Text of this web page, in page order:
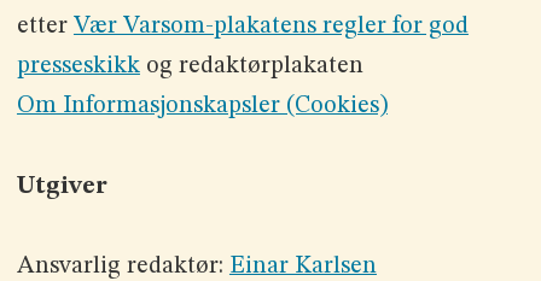
etter Vær Varsom-plakatens regler for god
presseskikkog redaktørplakaten
Om Informasjonskapsler (Cookies)
Utgiver
Ansvarlig redaktør: Einar Karlsen